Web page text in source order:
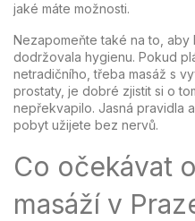
jaké máte možnosti.
Nezapomeňte také na to, aby
dodržovala hygienu. Pokud
netradičního, třeba masáž s
prostaty, je dobré zjistit si o
nepřekvapilo. Jasná pravidla
pobyt užijete bez nervů.
Co očekávat
masáží v